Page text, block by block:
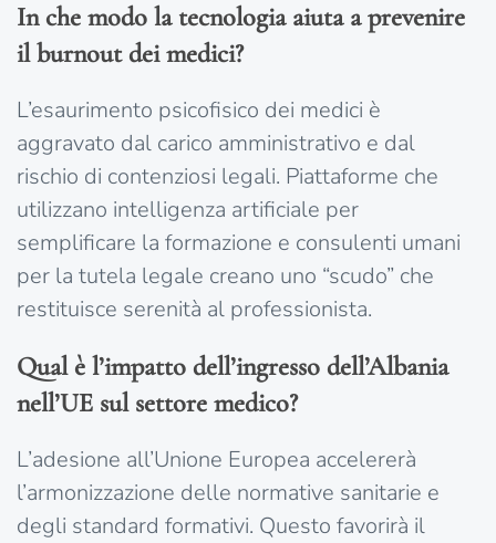
In che modo la tecnologia aiuta a prevenire
il burnout dei medici?
L’esaurimento psicofisico dei medici è
aggravato dal carico amministrativo e dal
rischio di contenziosi legali. Piattaforme che
utilizzano intelligenza artificiale per
semplificare la formazione e consulenti umani
per la tutela legale creano uno “scudo” che
restituisce serenità al professionista.
Qual è l’impatto dell’ingresso dell’Albania
nell’UE sul settore medico?
L’adesione all’Unione Europea accelererà
l’armonizzazione delle normative sanitarie e
degli standard formativi. Questo favorirà il